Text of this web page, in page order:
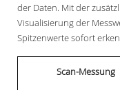
der Daten. Mit der
Visualisierung der
Spitzenwerte sofort
Scan-Messung